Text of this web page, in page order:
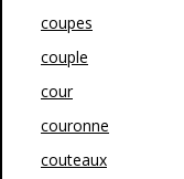
coupes
couple
cour
couronne
couteaux